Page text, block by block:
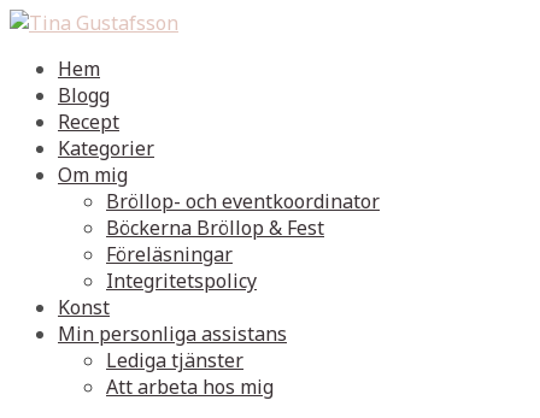
Hem
Blogg
Recept
Kategorier
Om mig
Bröllop- och eventkoordinator
Böckerna Bröllop & Fest
Föreläsningar
Integritetspolicy
Konst
Min personliga assistans
Lediga tjänster
Att arbeta hos mig